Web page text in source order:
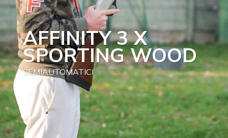
AFFINITY 3 X
SPORTING WOOD
SEMIAUTOMATICI